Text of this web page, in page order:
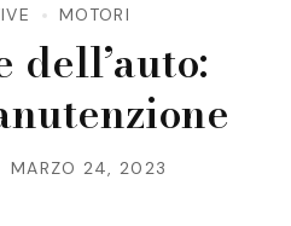
MOTORI
dell’auto:
MARZO 24, 2023